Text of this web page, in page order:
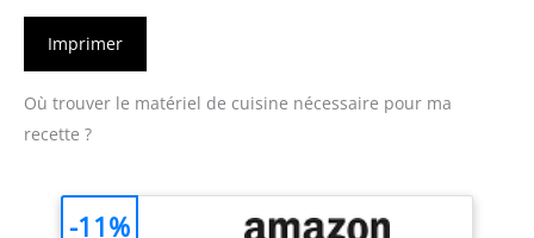
Imprimer
Où trouver le matériel de cuisine nécessaire pour ma
recette ?
-11%